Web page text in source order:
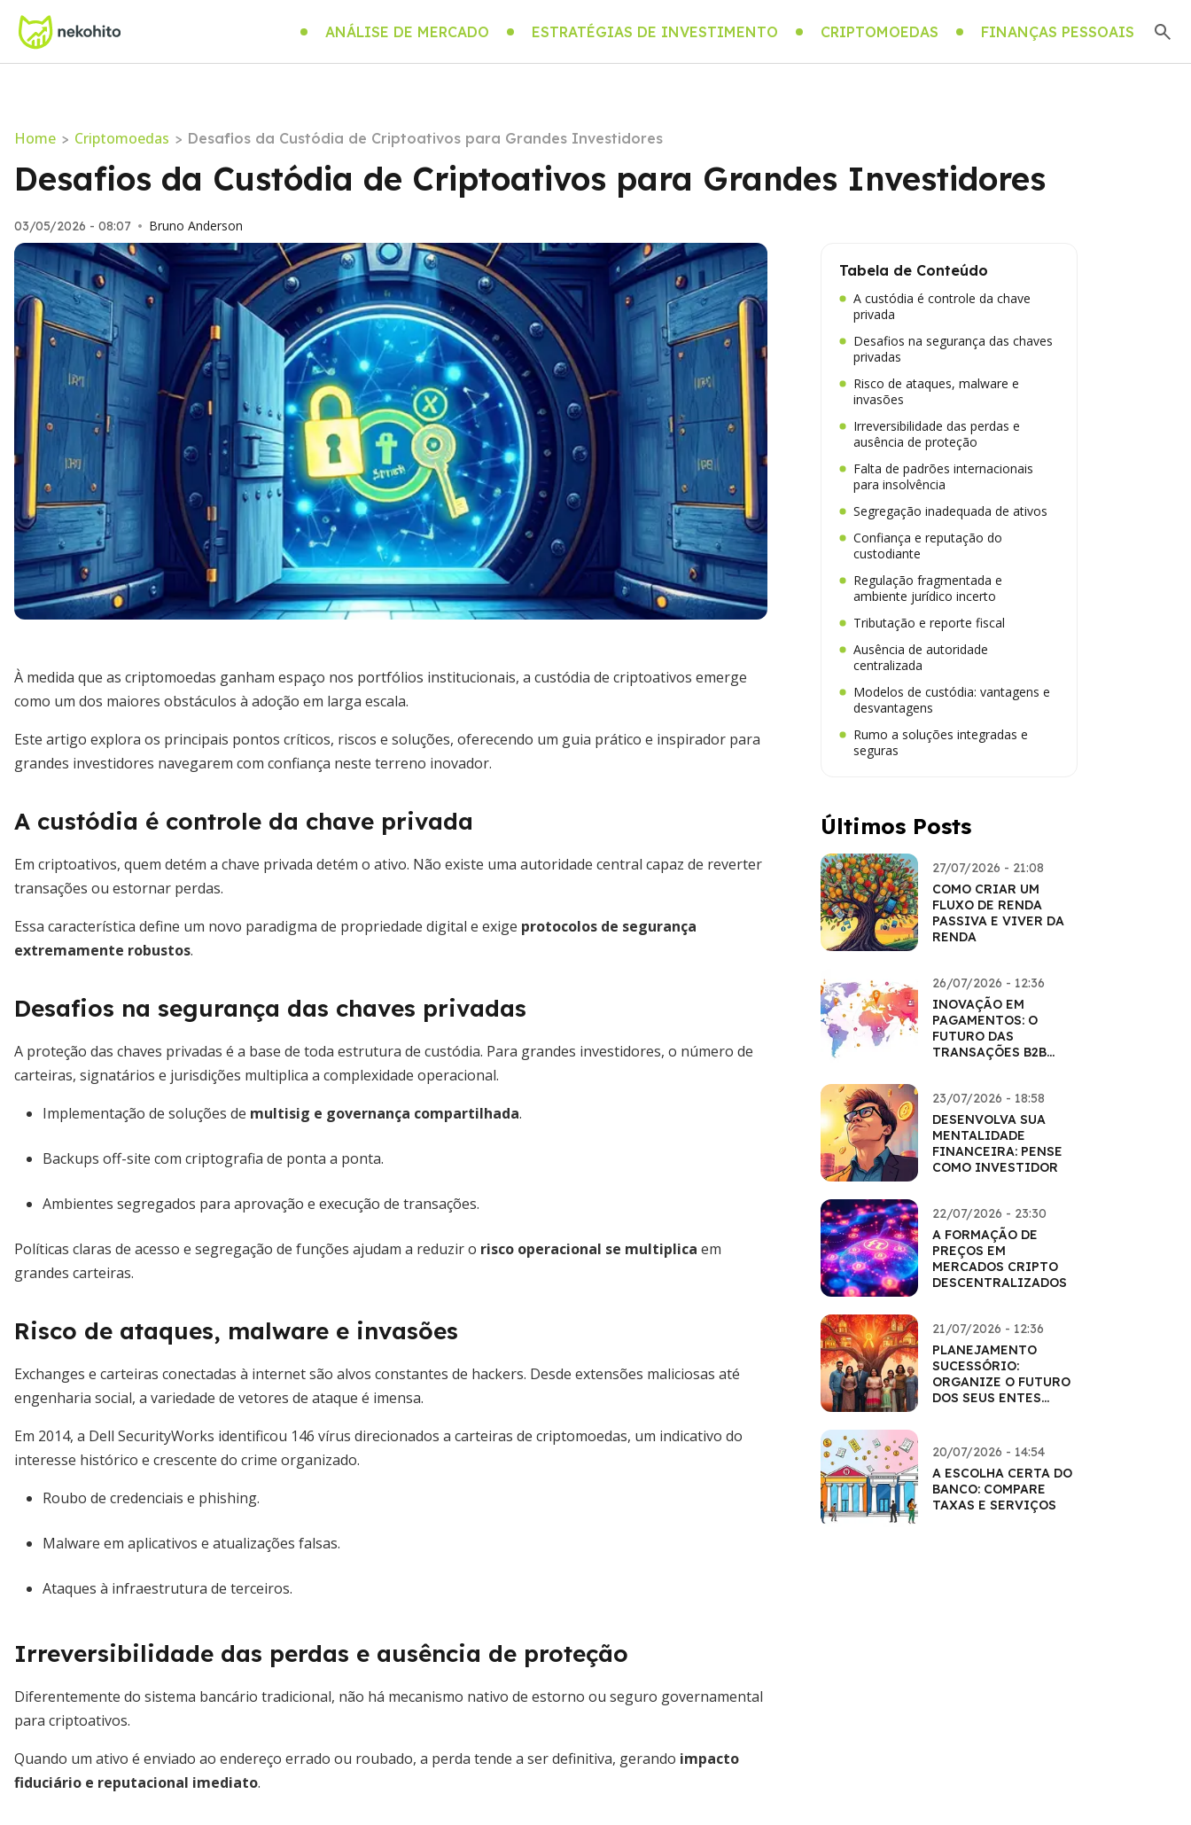
ANÁLISE DE MERCADO ESTRATÉGIAS DE INVESTIMENTO CRIPTOMOEDAS FINANÇAS PESSOAIS
Home > Criptomoedas > Desafios da Custódia de Criptoativos para Grandes Investidores
Desafios da Custódia de Criptoativos para Grandes Investidores
03/05/2026 - 08:07 • Bruno Anderson
À medida que as criptomoedas ganham espaço nos portfólios institucionais, a custódia de criptoativos emerge
como um dos maiores obstáculos à adoção em larga escala.
Este artigo explora os principais pontos críticos, riscos e soluções, oferecendo um guia prático e inspirador para
grandes investidores navegarem com confiança neste terreno inovador.
A custódia é controle da chave privada
Em criptoativos, quem detém a chave privada detém o ativo. Não existe uma autoridade central capaz de reverter
transações ou estornar perdas.
Essa característica define um novo paradigma de propriedade digital e exige protocolos de segurança
extremamente robustos.
Desafios na segurança das chaves privadas
A proteção das chaves privadas é a base de toda estrutura de custódia. Para grandes investidores, o número de
carteiras, signatários e jurisdições multiplica a complexidade operacional.
Implementação de soluções de multisig e governança compartilhada.
Backups off-site com criptografia de ponta a ponta.
Ambientes segregados para aprovação e execução de transações.
Políticas claras de acesso e segregação de funções ajudam a reduzir o risco operacional se multiplica em
grandes carteiras.
Risco de ataques, malware e invasões
Exchanges e carteiras conectadas à internet são alvos constantes de hackers. Desde extensões maliciosas até
engenharia social, a variedade de vetores de ataque é imensa.
Em 2014, a Dell SecurityWorks identificou 146 vírus direcionados a carteiras de criptomoedas, um indicativo do
interesse histórico e crescente do crime organizado.
Roubo de credenciais e phishing.
Malware em aplicativos e atualizações falsas.
Ataques à infraestrutura de terceiros.
Irreversibilidade das perdas e ausência de proteção
Diferentemente do sistema bancário tradicional, não há mecanismo nativo de estorno ou seguro governamental
para criptoativos.
Quando um ativo é enviado ao endereço errado ou roubado, a perda tende a ser definitiva, gerando impacto
fiduciário e reputacional imediato.
Tabela de Conteúdo
A custódia é controle da chave
privada
Desafios na segurança das chaves
privadas
Risco de ataques, malware e
invasões
Irreversibilidade das perdas e
ausência de proteção
Falta de padrões internacionais
para insolvência
Segregação inadequada de ativos
Confiança e reputação do
custodiante
Regulação fragmentada e
ambiente jurídico incerto
Tributação e reporte fiscal
Ausência de autoridade
centralizada
Modelos de custódia: vantagens e
desvantagens
Rumo a soluções integradas e
seguras
Últimos Posts
27/07/2026 - 21:08
COMO CRIAR UM
FLUXO DE RENDA
PASSIVA E VIVER DA
RENDA
26/07/2026 - 12:36
INOVAÇÃO EM
PAGAMENTOS: O
FUTURO DAS
TRANSAÇÕES B2B
23/07/2026 - 18:58
DESENVOLVA SUA
MENTALIDADE
FINANCEIRA: PENSE
COMO INVESTIDOR
22/07/2026 - 23:30
A FORMAÇÃO DE
PREÇOS EM
MERCADOS CRIPTO
DESCENTRALIZADOS
21/07/2026 - 12:36
PLANEJAMENTO
SUCESSÓRIO:
ORGANIZE O FUTURO
DOS SEUS ENTES
20/07/2026 - 14:54
A ESCOLHA CERTA DO
BANCO: COMPARE
TAXAS E SERVIÇOS